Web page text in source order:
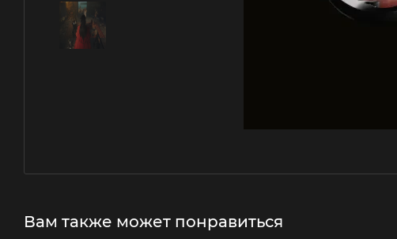
Вам также может понравиться